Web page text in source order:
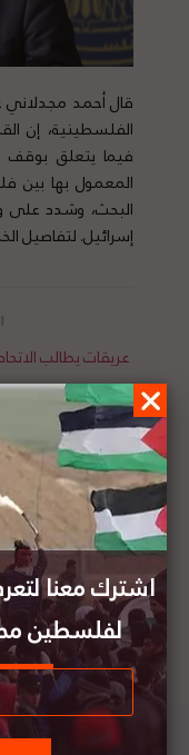
قال أحمد مجدلاني
الفلسطينية، إن
فيما يتعلق بوقف
المعمول بها بين
البحث، وشدد على
إسرائيل. لتفاصيل
عريقات يطالب
روسيا تدعم استئناف
اشترك معنا
لفلسطين